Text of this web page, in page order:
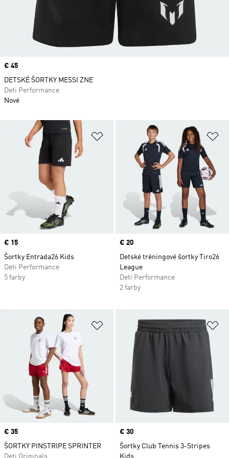
Pridať do zoznamu želaných
Price
€ 15
Šortky Entrada26 Kids
Deti Performance
5 farby
Price
€ 20
Detské tréningové šortky Tiro26
League
Deti Performance
2 farby
Pridať do zoznamu želaných
Price
€ 35
ŠORTKY PINSTRIPE SPRINTER
Deti Originals
Price
€ 30
Šortky Club Tennis 3-Stripes
Kids
Price
€ 45
DETSKÉ ŠORTKY MESSI ZNE
Deti Performance
Nové